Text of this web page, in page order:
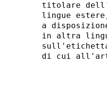
titolare
lingue
a
in altra
di cui